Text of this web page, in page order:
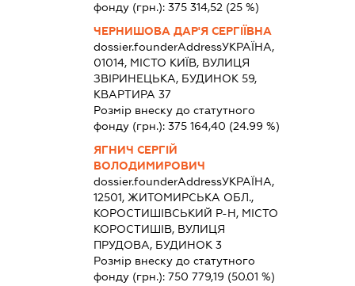
фонду (грн.): 375 314,52 (25 %)
ЧЕРНИШОВА ДАР'Я СЕРГІЇВНА
dossier.founderAddressУКРАЇНА,
01014, МІСТО КИЇВ, ВУЛИЦЯ
ЗВІРИНЕЦЬКА, БУДИНОК 59,
КВАРТИРА 37
Розмір внеску до статутного
фонду (грн.): 375 164,40 (24.99 %)
ЯГНИЧ СЕРГІЙ
ВОЛОДИМИРОВИЧ
dossier.founderAddressУКРАЇНА,
12501, ЖИТОМИРСЬКА ОБЛ.,
КОРОСТИШІВСЬКИЙ Р-Н, МІСТО
КОРОСТИШІВ, ВУЛИЦЯ
ПРУДОВА, БУДИНОК 3
Розмір внеску до статутного
фонду (грн.): 750 779,19 (50.01 %)